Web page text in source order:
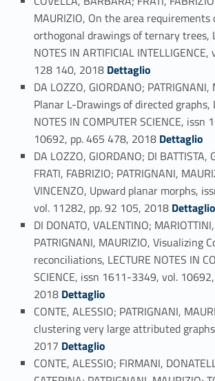
MAURIZIO, On the area
orthogonal drawings of ternary trees,
NOTES IN ARTIFICIAL
128 140, 2018 Link identifier #identifier_person_152911-93
Dettaglio
DA LOZZO, GIORDANO; PATRIGNANI,
Planar L-Drawings of directed graphs,
NOTES IN COMPUTER SCIENCE,
10692, pp. 465 478, 2018 Link identifier #identifier_person_13843-94
Dettaglio
DA LOZZO, GIORDANO; DI BATTISTA,
FRATI, FABRIZIO; PATRIGNANI,
VINCENZO, Upward planar morphs,
vol. 11282, pp. 92 105, 2018 Link identifier #identifier_person_68416-95
Dettaglio
DI DONATO, VALENTINO;
PATRIGNANI, MAURIZIO, Visualizing
reconciliations, LECTURE NOTES IN
SCIENCE, issn 1611-3349, vol.
2018 Link identifier #identifier_person_76646-96
Dettaglio
CONTE, ALESSIO; PATRIGNANI,
clustering very large attributed
2017 Link identifier #identifier_person_39133-97
Dettaglio
CONTE, ALESSIO; FIRMANI,